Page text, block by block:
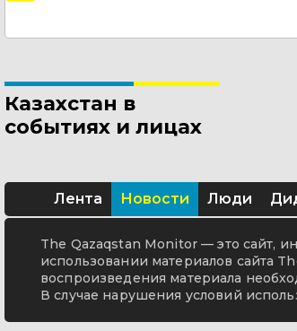
Казахстан в
событиях и лицах
Лента Новости Люди
The Qazaqstan Monitor — это сайт,
использовании материалов сайта
воспроизведения материала
В случае нарушения условий